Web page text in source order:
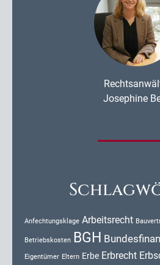
Josephine
Anfechtungsklage Arbeitsrecht
Betriebskosten BGH
Eigentümer Eltern Erbe Erbrecht